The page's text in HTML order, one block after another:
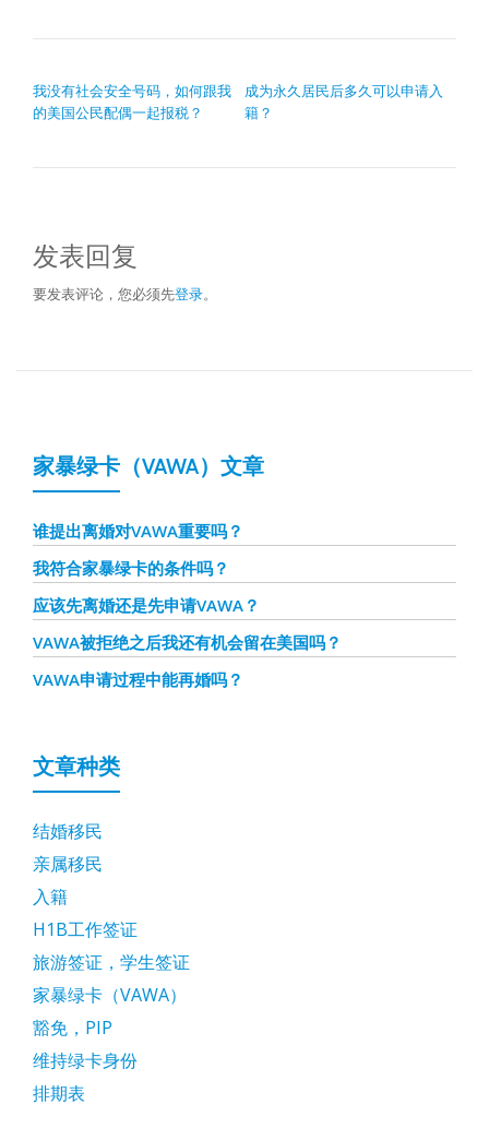
我没有社会安全号码，如何跟我
的美国公民配偶一起报税？
成为永久居民后多久可以申请入
籍？
发表回复
要发表评论，您必须先登录。
家暴绿卡（VAWA）文章
谁提出离婚对VAWA重要吗？
我符合家暴绿卡的条件吗？
应该先离婚还是先申请VAWA？
VAWA被拒绝之后我还有机会留在美国吗？
VAWA申请过程中能再婚吗？
文章种类
结婚移民
亲属移民
入籍
H1B工作签证
旅游签证，学生签证
家暴绿卡（VAWA）
豁免，PIP
维持绿卡身份
排期表